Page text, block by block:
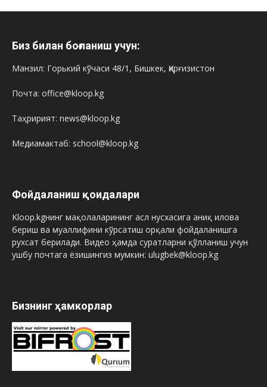
Биз билан боғланиш учун:
Манзил: Горький кўчаси 48/1, Бишкек, Қирғизистон
Почта: office@kloop.kg
Таҳририят: news@kloop.kg
Медиамактаб: school@kloop.kg
Фойдаланиш қоидалари
Kloop.kgнинг мақолаларининг асл нусхасига аниқ илова
бериш ва муаллифини кўрсатиш орқали фойдаланишга
рухсат берилади. Видео ҳамда суратларни қўлланиш учун
ушбу почтага ёзишингиз мумкин: ulugbek@kloop.kg
Бизнинг ҳамкорлар